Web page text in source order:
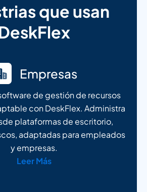
que usan
Empresas
de gestión de recursos
con DeskFlex. Administra
plataformas de escritorio,
adaptadas para empleados
y empresas.
Leer Más